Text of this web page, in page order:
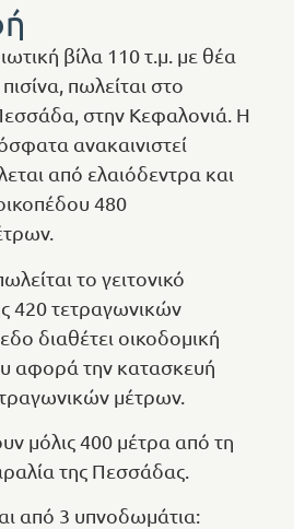
βίλα 110 τ.μ. με θέα
πωλείται στο
στην Κεφαλονιά. Η
ανακαινιστεί
από ελαιόδεντρα και
480
το γειτονικό
420 τετραγωνικών
διαθέτει οικοδομική
αφορά την κατασκευή
μέτρων.
μόλις 400 μέτρα από τη
της Πεσσάδας.
από 3 υπνοδωμάτια: